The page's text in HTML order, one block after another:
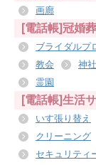
画廊
[電話帳]冠婚
ブライダルプ
教会
神社
霊園
[電話帳]生活
いす張り替え
クリーニング
セキュリティ